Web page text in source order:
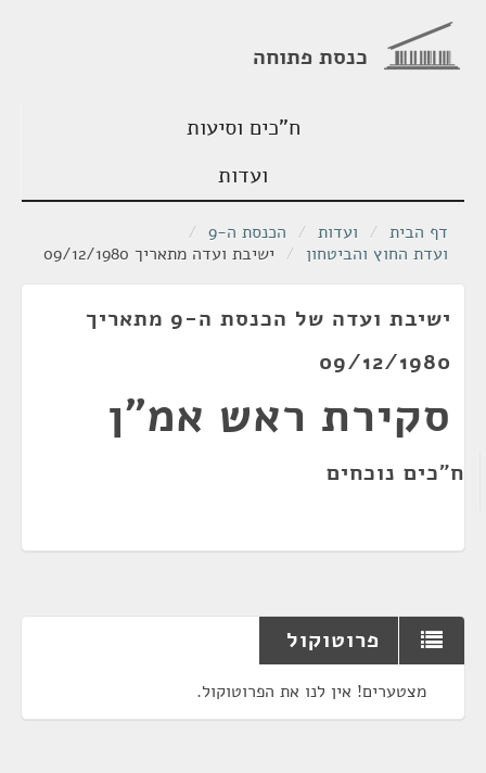
כנסת פתוחה
ח"כים וסיעות
ועדות
דף הבית / ועדות / הכנסת ה-9
/
ועדת החוץ והביטחון / ישיבת ועדה מתאריך 09/12/1980
ישיבת ועדה של הכנסת ה-9 מתאריך
09/12/1980
סקירת ראש אמ"ן
ח"כים נוכחים
פרוטוקול
מצטערים! אין לנו את הפרוטוקול.